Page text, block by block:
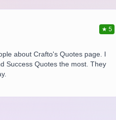
★ 5
about Crafto's Quotes page. I
Success Quotes the most. They